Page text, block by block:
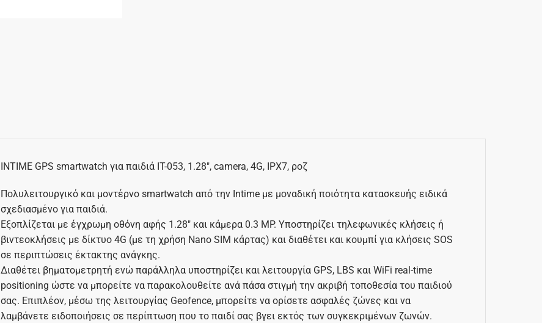
INTIME GPS smartwatch για παιδιά IT-053, 1.28″, camera, 4G, IPX7, ροζ
Πολυλειτουργικό και μοντέρνο smartwatch από την Intime με μοναδική ποιότητα κατασκευής ειδικά
σχεδιασμένο για παιδιά.
Εξοπλίζεται με έγχρωμη οθόνη αφής 1.28″ και κάμερα 0.3 MP. Υποστηρίζει τηλεφωνικές κλήσεις ή
βιντεοκλήσεις με δίκτυο 4G (με τη χρήση Nano SIM κάρτας) και διαθέτει και κουμπί για κλήσεις SOS
σε περιπτώσεις έκτακτης ανάγκης.
Διαθέτει βηματομετρητή ενώ παράλληλα υποστηρίζει και λειτουργία GPS, LBS και WiFi real-time
positioning ώστε να μπορείτε να παρακολουθείτε ανά πάσα στιγμή την ακριβή τοποθεσία του παιδιού
σας. Επιπλέον, μέσω της λειτουργίας Geofence, μπορείτε να ορίσετε ασφαλές ζώνες και να
λαμβάνετε ειδοποιήσεις σε περίπτωση που το παιδί σας βγει εκτός των συγκεκριμένων ζωνών.